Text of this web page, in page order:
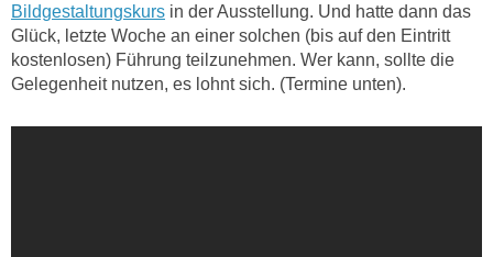
Bildgestaltungskurs in der Ausstellung. Und hatte dann das
Glück, letzte Woche an einer solchen (bis auf den Eintritt
kostenlosen) Führung teilzunehmen. Wer kann, sollte die
Gelegenheit nutzen, es lohnt sich. (Termine unten).